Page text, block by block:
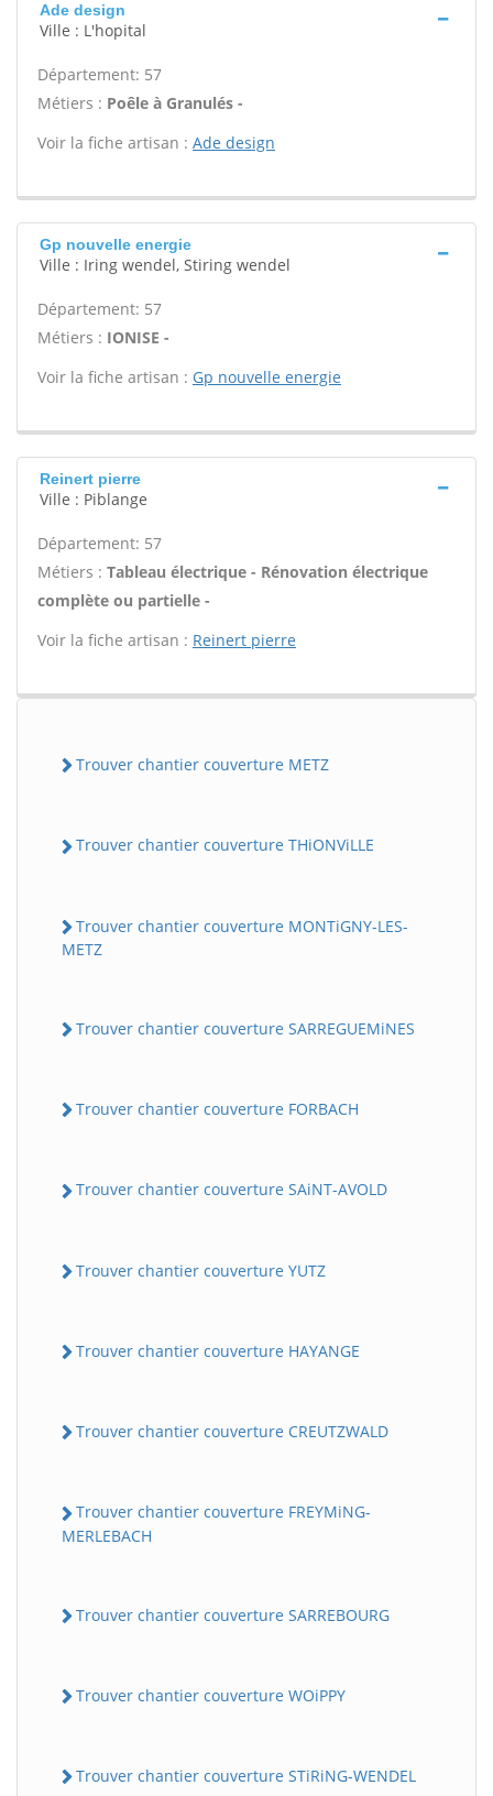
Ade design
Ville : L'hopital
Département: 57
Métiers : Poêle à Granulés -
Voir la fiche artisan : Ade design
Gp nouvelle energie
Ville : Iring wendel, Stiring wendel
Département: 57
Métiers : IONISE -
Voir la fiche artisan : Gp nouvelle energie
Reinert pierre
Ville : Piblange
Département: 57
Métiers : Tableau électrique - Rénovation électrique
complète ou partielle -
Voir la fiche artisan : Reinert pierre
Trouver chantier couverture METZ
Trouver chantier couverture THiONViLLE
Trouver chantier couverture MONTiGNY-LES-
METZ
Trouver chantier couverture SARREGUEMiNES
Trouver chantier couverture FORBACH
Trouver chantier couverture SAiNT-AVOLD
Trouver chantier couverture YUTZ
Trouver chantier couverture HAYANGE
Trouver chantier couverture CREUTZWALD
Trouver chantier couverture FREYMiNG-
MERLEBACH
Trouver chantier couverture SARREBOURG
Trouver chantier couverture WOiPPY
Trouver chantier couverture STiRiNG-WENDEL